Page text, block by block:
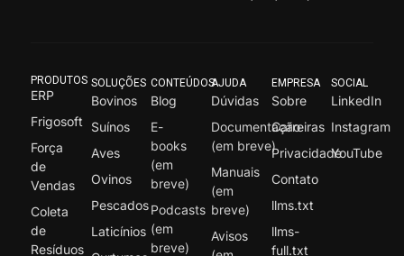
PRODUTOS
ERP
Frigosoft
Força
de
Vendas
Coleta
de
Resíduos
SOLUÇÕES
Bovinos
Suínos
Aves
Ovinos
Pescados
Laticínios
CONTEÚDOS
Blog
E-
books
(em
breve)
Podcasts
(em
breve)
AJUDA
Dúvidas
Documentação
(em breve)
Manuais
(em
breve)
Avisos
EMPRESA
Sobre
Carreiras
Privacidade
Contato
llms.txt
llms-
full.txt
SOCIAL
LinkedIn
Instagram
YouTube